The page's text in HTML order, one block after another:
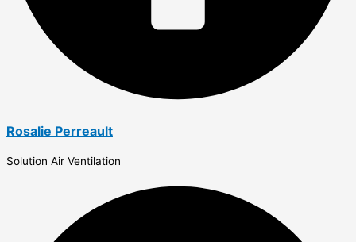
Rosalie Perreault
Solution Air Ventilation